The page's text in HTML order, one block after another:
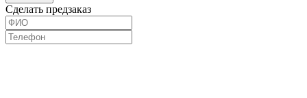
Сделать предзаказ